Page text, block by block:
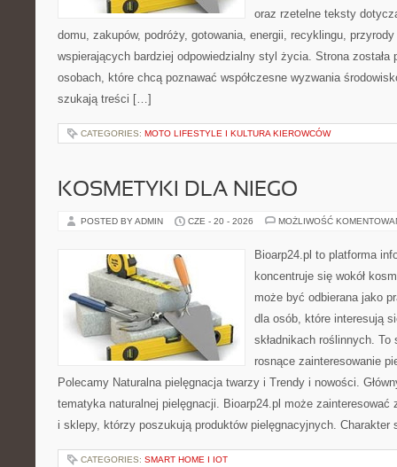
oraz rzetelne teksty
domu, zakupów, podróży, gotowania, energii, recyklingu,
wspierających bardziej odpowiedzialny styl życia. Strona została
osobach, które chcą poznawać współczesne wyzwania
szukają treści […]
CATEGORIES: MOTO LIFESTYLE I KULTURA KIEROWCÓW
KOSMETYKI DLA NIEGO
POSTED BY ADMIN CZE - 20 - 2026 MOŻLIWOŚĆ
Bioarp24.pl to platforma
koncentruje się wokół
może być odbierana jako
dla osób, które interesują
składnikach roślinnych.
rosnące zainteresowanie
Polecamy Naturalna pielęgnacja twarzy i Trendy i nowości.
tematyka naturalnej pielęgnacji. Bioarp24.pl może zainteresować
i sklepy, którzy poszukują produktów pielęgnacyjnych.
CATEGORIES: SMART HOME I IOT